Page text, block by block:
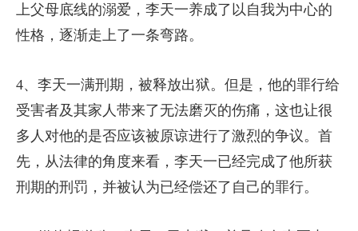
上父母底线的溺爱，李天一养成了以自我为中心的
性格，逐渐走上了一条弯路。
4、李天一满刑期，被释放出狱。但是，他的罪行给
受害者及其家人带来了无法磨灭的伤痛，这也让很
多人对他的是否应该被原谅进行了激烈的争议。首
先，从法律的角度来看，李天一已经完成了他所获
刑期的刑罚，并被认为已经偿还了自己的罪行。